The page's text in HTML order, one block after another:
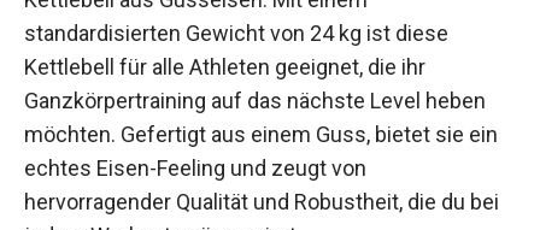
standardisierten Gewicht von 24 kg ist diese
Kettlebell für alle Athleten geeignet, die ihr
Ganzkörpertraining auf das nächste Level heben
möchten. Gefertigt aus einem Guss, bietet sie ein
echtes Eisen-Feeling und zeugt von
hervorragender Qualität und Robustheit, die du
bei jedem Workout spüren wirst.